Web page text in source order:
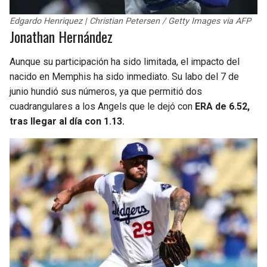
Edgardo Henriquez | Christian Petersen / Getty Images via AFP
Jonathan Hernández
Aunque su participación ha sido limitada, el impacto del
nacido en Memphis ha sido inmediato. Su labo del 7 de
junio hundió sus números, ya que permitió dos
cuadrangulares a los Angels que le dejó con ERA de 6.52,
tras llegar al día con 1.13.